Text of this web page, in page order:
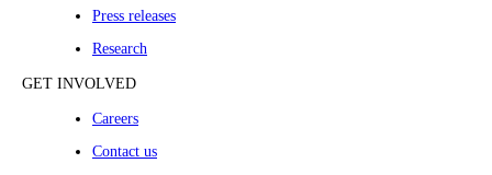
Press releases
Research
GET INVOLVED
Careers
Contact us